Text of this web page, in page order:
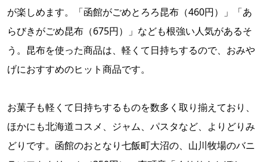
が楽しめます。「函館がごめとろろ昆布（460円）」「あ
らびきがごめ昆布（675円）」なども根強い人気があるそ
う。昆布を使った商品は、軽くて日持ちするので、おみや
げにおすすめのヒット商品です。
お菓子も軽くて日持ちするものを数多く取り揃えており、
ほかにも北海道コスメ、ジャム、パスタなど、よりどりみ
どりです。函館のおとなり七飯町大沼の、山川牧場のバニ